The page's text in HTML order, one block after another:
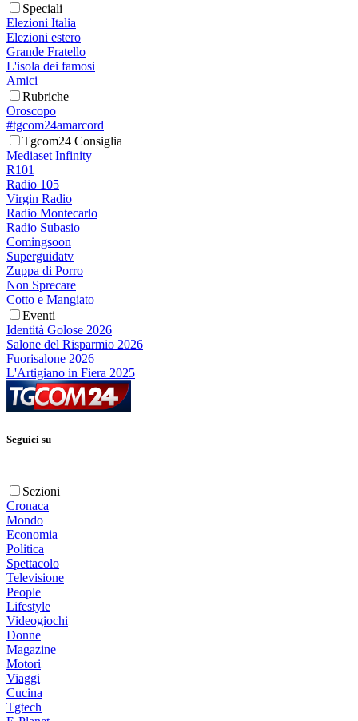
Speciali
Elezioni Italia
Elezioni estero
Grande Fratello
L'isola dei famosi
Amici
Rubriche
Oroscopo
#tgcom24amarcord
Tgcom24 Consiglia
Mediaset Infinity
R101
Radio 105
Virgin Radio
Radio Montecarlo
Radio Subasio
Comingsoon
Superguidatv
Zuppa di Porro
Non Sprecare
Cotto e Mangiato
Eventi
Identità Golose 2026
Salone del Risparmio 2026
Fuorisalone 2026
L'Artigiano in Fiera 2025
Seguici su
Sezioni
Cronaca
Mondo
Economia
Politica
Spettacolo
Televisione
People
Lifestyle
Videogiochi
Donne
Magazine
Motori
Viaggi
Cucina
Tgtech